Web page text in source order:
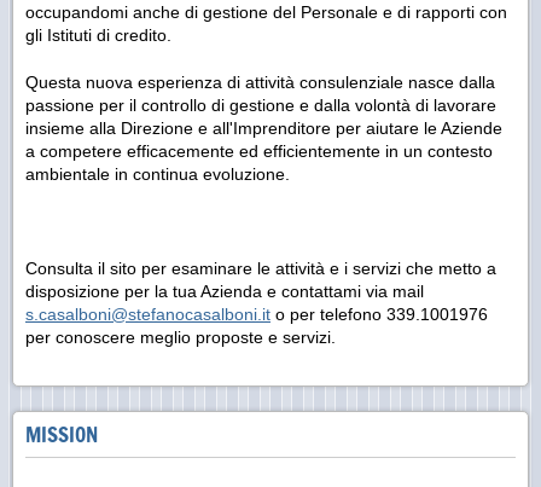
occupandomi anche di gestione del Personale e di rapporti con
gli Istituti di credito.
Questa nuova esperienza di attività consulenziale nasce dalla
passione per il controllo di gestione e dalla volontà di lavorare
insieme alla Direzione e all'Imprenditore per aiutare le Aziende
a competere efficacemente ed efficientemente in un contesto
ambientale in continua evoluzione.
Consulta il sito per esaminare le attività e i servizi che metto a
disposizione per la tua Azienda e contattami via mail
s.casalboni@stefanocasalboni.it o per telefono 339.1001976
per conoscere meglio proposte e servizi.
MISSION